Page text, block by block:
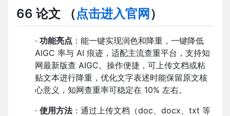
66 论文 （点击进入官网 ）
· 功能亮点 ：能一键实现润色和降重，一键降低
AIGC 率与 AI 痕迹，适配主流查重平台，支持知
网最新版查 AIGC。操作便捷，可上传文档或粘
贴文本进行降重，优化文字表述时能保留原文核
心意义，知网查重率可稳定在 10% 左右。
· 使用方法：通过上传文档（doc、docx、txt 等